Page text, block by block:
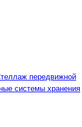
передвижной
системы хранения